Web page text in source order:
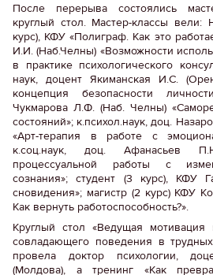
После перерыва состоялись
круглый стол. Мастер-классы вели:
курс), КФУ «Полиграф. Как это
И.И. (Наб.Челны) «Возможности
в практике психологического
наук, доцент Якиманская И.С.
концепция безопасности
Чукмарова Л.Ф. (Наб. Челны)
состояний»; к.психол.наук, доц.
«Арт-терапия в работе с
к.соц.наук, доц. Афанасьев
процессуальной работы с
сознания»; студент (3 курс), КФУ
сновидения»; магистр (2 курс) КФУ
Как вернуть работоспособность?».
Круглый стол «Ведущая мотивация
совладающего поведения в
провела доктор психологии,
(Молдова), а тренинг «Как